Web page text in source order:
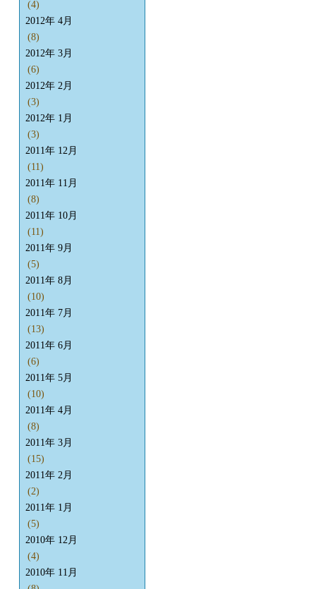
(4)
2012年 4月
(8)
2012年 3月
(6)
2012年 2月
(3)
2012年 1月
(3)
2011年 12月
(11)
2011年 11月
(8)
2011年 10月
(11)
2011年 9月
(5)
2011年 8月
(10)
2011年 7月
(13)
2011年 6月
(6)
2011年 5月
(10)
2011年 4月
(8)
2011年 3月
(15)
2011年 2月
(2)
2011年 1月
(5)
2010年 12月
(4)
2010年 11月